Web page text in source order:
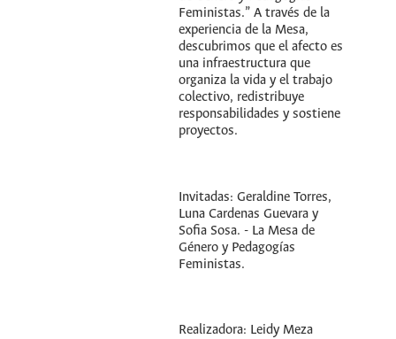
Feministas.” A través de la
experiencia de la Mesa,
descubrimos que el afecto es
una infraestructura que
organiza la vida y el trabajo
colectivo, redistribuye
responsabilidades y sostiene
proyectos.
Invitadas: Geraldine Torres,
Luna Cardenas Guevara y
Sofia Sosa. - La Mesa de
Género y Pedagogías
Feministas.
Realizadora: Leidy Meza